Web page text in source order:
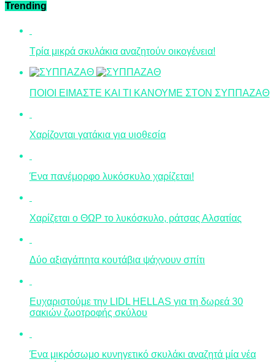
Trending
Τρία μικρά σκυλάκια αναζητούν οικογένεια!
ΠΟΙΟΙ ΕΙΜΑΣΤΕ ΚΑΙ ΤΙ ΚΑΝΟΥΜΕ ΣΤΟΝ ΣΥΠΠΑΖΑΘ
Χαρίζονται γατάκια για υιοθεσία
Ένα πανέμορφο λυκόσκυλο χαρίζεται!
Χαρίζεται ο ΘΩΡ το λυκόσκυλο, ράτσας Αλσατίας
Δύο αξιαγάπητα κουτάβια ψάχνουν σπίτι
Ευχαριστούμε την LIDL HELLAS για τη δωρεά 30
σακιών ζωοτροφής σκύλου
Ένα μικρόσωμο κυνηγετικό σκυλάκι αναζητά μία νέα